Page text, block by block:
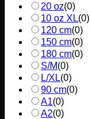
20 oz(0)
10 oz XL(0)
120 cm(0)
150 cm(0)
180 cm(0)
S/M(0)
L/XL(0)
90 cm(0)
A1(0)
A2(0)